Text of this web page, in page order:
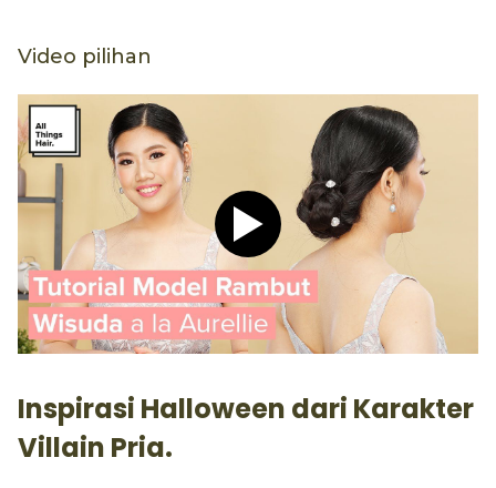
Video pilihan
Play video Tutorial Hijab
Inspirasi Halloween dari Karakter
Villain Pria.